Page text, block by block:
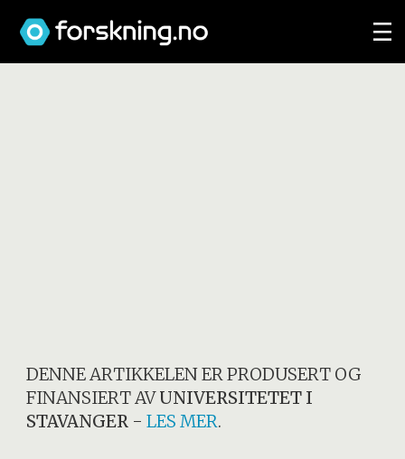
DENNE ARTIKKELEN ER PRODUSERT OG
FINANSIERT AVUNIVERSITETET I
STAVANGER -LES MER.